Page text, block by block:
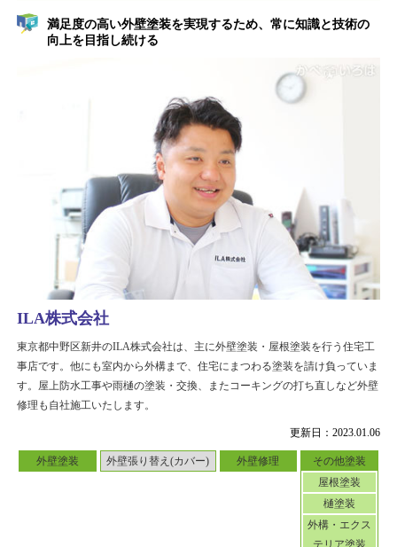
満足度の高い外壁塗装を実現するため、常に知識と技術の
向上を目指し続ける
更新日：2023.01.06
外壁塗装 外壁張り替え(カバー) 外壁修理
その他塗装
屋根塗装
樋塗装
外構・エクス
テリア塗装
ILA株式会社
東京都中野区新井のILA株式会社は、主に外壁塗装・屋根塗装を行う住宅工
事店です。他にも室内から外構まで、住宅にまつわる塗装を請け負っていま
す。屋上防水工事や雨樋の塗装・交換、またコーキングの打ち直しなど外壁
修理も自社施工いたします。